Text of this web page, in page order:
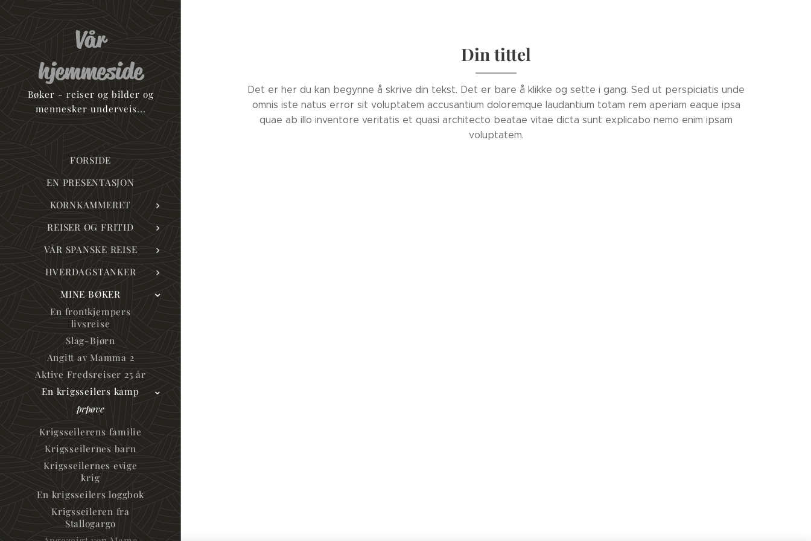
Vår
hjemmeside
Bøker - reiser og bilder og
mennesker underveis...
FORSIDE
EN PRESENTASJON
KORNKAMMERET
REISER OG FRITID
VÅR SPANSKE REISE
HVERDAGSTANKER
MINE BØKER
En frontkjempers
livsreise
Slag-Bjørn
Angitt av Mamma 2
Aktive Fredsreiser 25 år
En krigsseilers kamp
prpøve
Krigsseilerens familie
Krigsseilernes barn
Krigsseilernes evige
krig
En krigsseilers loggbok
Krigsseileren fra
Stallogargo
Din tittel
Det er her du kan begynne å skrive din tekst. Det er bare å klikke og sette i gang. Sed ut perspiciatis unde
omnis iste natus error sit voluptatem accusantium doloremque laudantium totam rem aperiam eaque ipsa
quae ab illo inventore veritatis et quasi architecto beatae vitae dicta sunt explicabo nemo enim ipsam
voluptatem.